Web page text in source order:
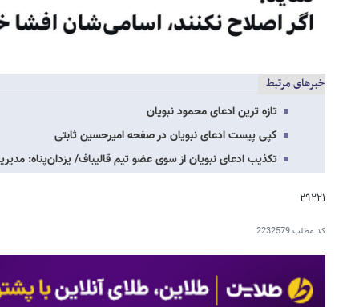
خبرهای مرتبط
تازه ترین ادعای محمود نبویان
کپی پیست ادعای نبویان در صفحه امیرحسین ثابتی
تکذیب ادعای نبویان از سوی عضو تیم قالیباف/ یزدان‌پناه:
۲۹۲۲۱
کد مطلب2232579